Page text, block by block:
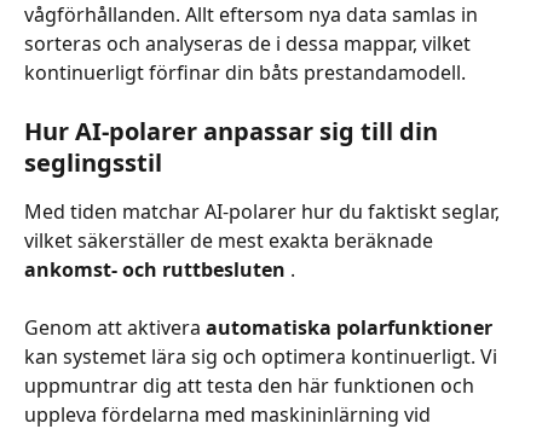
vågförhållanden. Allt eftersom nya data samlas in
sorteras och analyseras de i dessa mappar, vilket
kontinuerligt förfinar din båts prestandamodell.
Hur AI-polarer anpassar sig till din
seglingsstil
Med tiden matchar AI-polarer hur du faktiskt seglar,
vilket säkerställer de mest exakta beräknade
ankomst- och ruttbesluten .
Genom att aktivera automatiska polarfunktioner
kan systemet lära sig och optimera kontinuerligt. Vi
uppmuntrar dig att testa den här funktionen och
uppleva fördelarna med maskininlärning vid